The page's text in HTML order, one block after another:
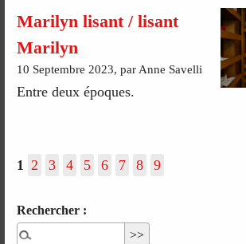
Marilyn lisant / lisant
Marilyn
10 Septembre 2023, par Anne Savelli
Entre deux époques.
1 2 3 4 5 6 7 8 9
Rechercher :